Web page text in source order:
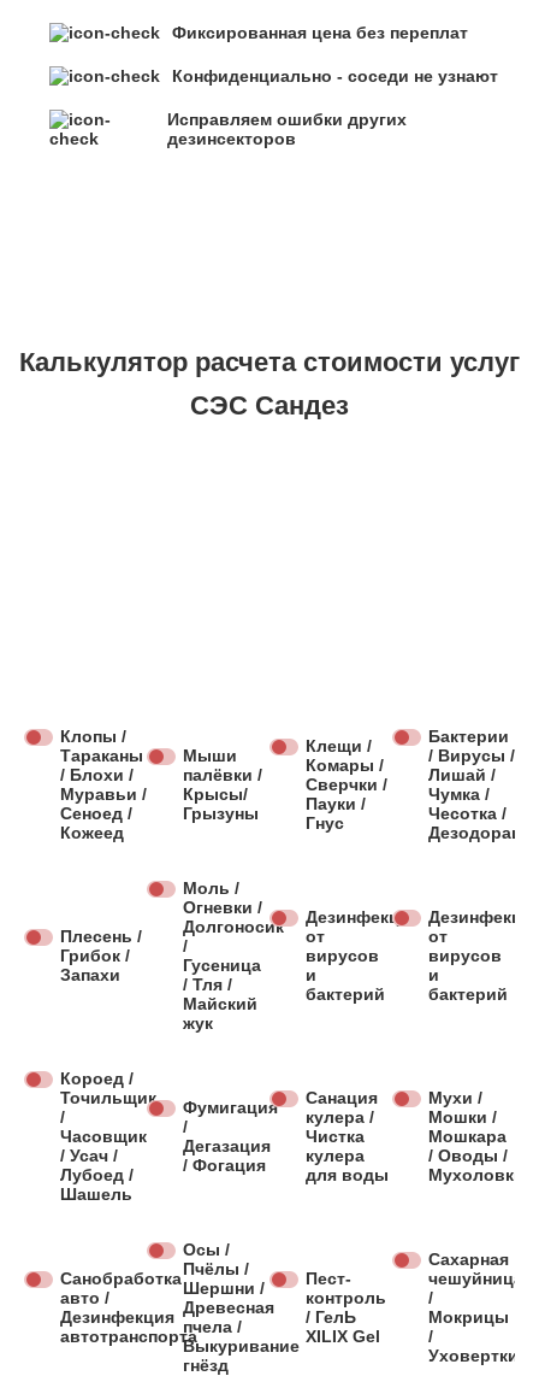
Фиксированная цена без переплат
Конфиденциально - соседи не узнают
Исправляем ошибки других
дезинсекторов
Калькулятор расчета стоимости услуг
СЭС Сандез
Клопы /
Тараканы
/ Блохи /
Муравьи /
Сеноед /
Кожеед
Мыши
палёвки /
Крысы/
Грызуны
Клещи /
Комары /
Сверчки /
Пауки /
Гнус
Бактерии
/ Вирусы /
Лишай /
Чумка /
Чесотка /
Плесень /
Грибок /
Запахи
Моль /
Огневки /
Долгоносик
/
Гусеница
/ Тля /
Майский
жук
Дезинфекция
от
вирусов
и
бактерий
от
вирусов
и
бактерий
Короед /
Точильщик
/
Часовщик
/ Усач /
Лубоед /
Шашель
Фумигация
/
Дегазация
/ Фогация
Санация
кулера /
Чистка
кулера
для воды
Мухи /
Мошки /
Мошкара
/ Оводы /
Мухоловки
Санобработка
авто /
Дезинфекция
автотранспорта
Осы /
Пчёлы /
Шершни /
Древесная
пчела /
Выкуривание
гнёзд
Пест-
контроль
/ ГелЬ
XILIX Gel
Сахарная
чешуйница
/
Мокрицы
/
Уховертки